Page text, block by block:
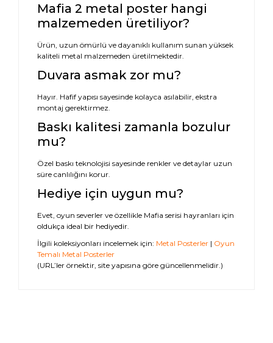
Mafia 2 metal poster hangi
malzemeden üretiliyor?
Ürün, uzun ömürlü ve dayanıklı kullanım sunan yüksek
kaliteli metal malzemeden üretilmektedir.
Duvara asmak zor mu?
Hayır. Hafif yapısı sayesinde kolayca asılabilir, ekstra
montaj gerektirmez.
Baskı kalitesi zamanla bozulur
mu?
Özel baskı teknolojisi sayesinde renkler ve detaylar uzun
süre canlılığını korur.
Hediye için uygun mu?
Evet, oyun severler ve özellikle Mafia serisi hayranları için
oldukça ideal bir hediyedir.
İlgili koleksiyonları incelemek için: Metal Posterler | Oyun
Temalı Metal Posterler
(URL’ler örnektir, site yapısına göre güncellenmelidir.)